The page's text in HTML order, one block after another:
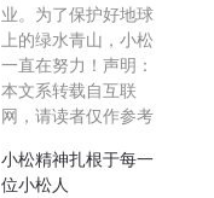
业。为了保护好地球
上的绿水青山，小松
一直在努力！声明：
本文系转载自互联
网，请读者仅作参考
小松精神扎根于每一
位小松人